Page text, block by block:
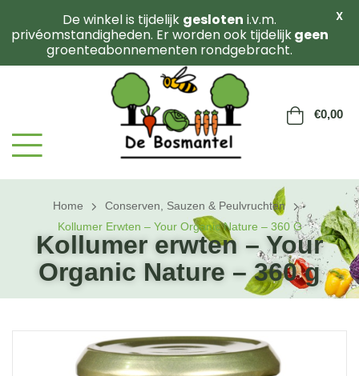
€0,00
Home
Conserven, Sauzen & Peulvruchten
Kollumer Erwten – Your Organic Nature – 360 G
Kollumer erwten – Your
Organic Nature – 360 g
De winkel is tijdelijk gesloten i.v.m.
privéomstandigheden. Er worden ook tijdelijkgeen
groenteabonnementen rondgebracht.
X